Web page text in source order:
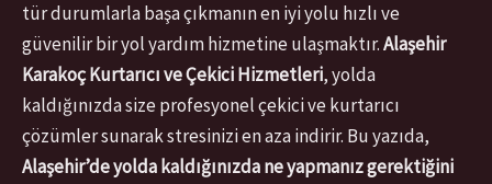
tür durumlarla başa çıkmanın en iyi yolu hızlı ve
güvenilir bir yol yardım hizmetine ulaşmaktır.Alaşehir
Karakoç Kurtarıcı ve Çekici Hizmetleri, yolda
kaldığınızda size profesyonel çekici ve kurtarıcı
çözümler sunarak stresinizi en aza indirir. Bu yazıda,
Alaşehir’de yolda kaldığınızda ne yapmanız gerektiğini